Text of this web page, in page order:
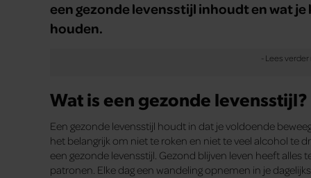
een gezonde levensstijl inhoudt en wat
houden.
Wat is een gezonde levensstijl?
Een gezonde levensstijl houdt in dat je voldoende
het belangrijk om niet te roken en niet te veel alcohol te
een gezonde levensstijl. Gezond blijven leven heeft
patronen. Elke dag een wandeling opnemen in je